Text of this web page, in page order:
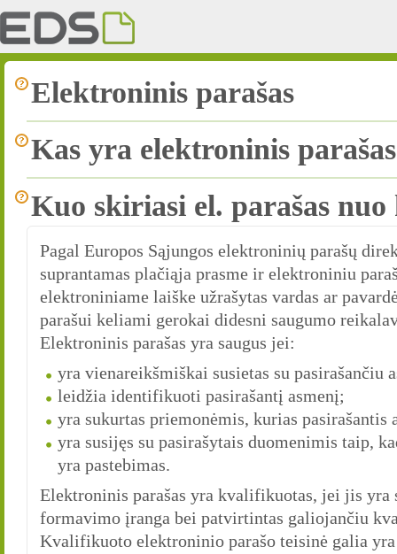
Elektroninis parašas
Kas yra elektroninis
Kuo skiriasi el. parašas
Pagal Europos Sąjungos elektroninių parašų
suprantamas plačiąja prasme ir elektroniniu
elektroniniame laiške užrašytas vardas ar
parašui keliami gerokai didesni saugumo
Elektroninis parašas yra saugus jei:
yra vienareikšmiškai susietas su pasirašančiu
leidžia identifikuoti pasirašantį asmenį;
yra sukurtas priemonėmis, kurias
yra susijęs su pasirašytais duomenimis taip,
yra pastebimas.
Elektroninis parašas yra kvalifikuotas, jei jis yra
formavimo įranga bei patvirtintas galiojančiu
Kvalifikuoto elektroninio parašo teisinė galia